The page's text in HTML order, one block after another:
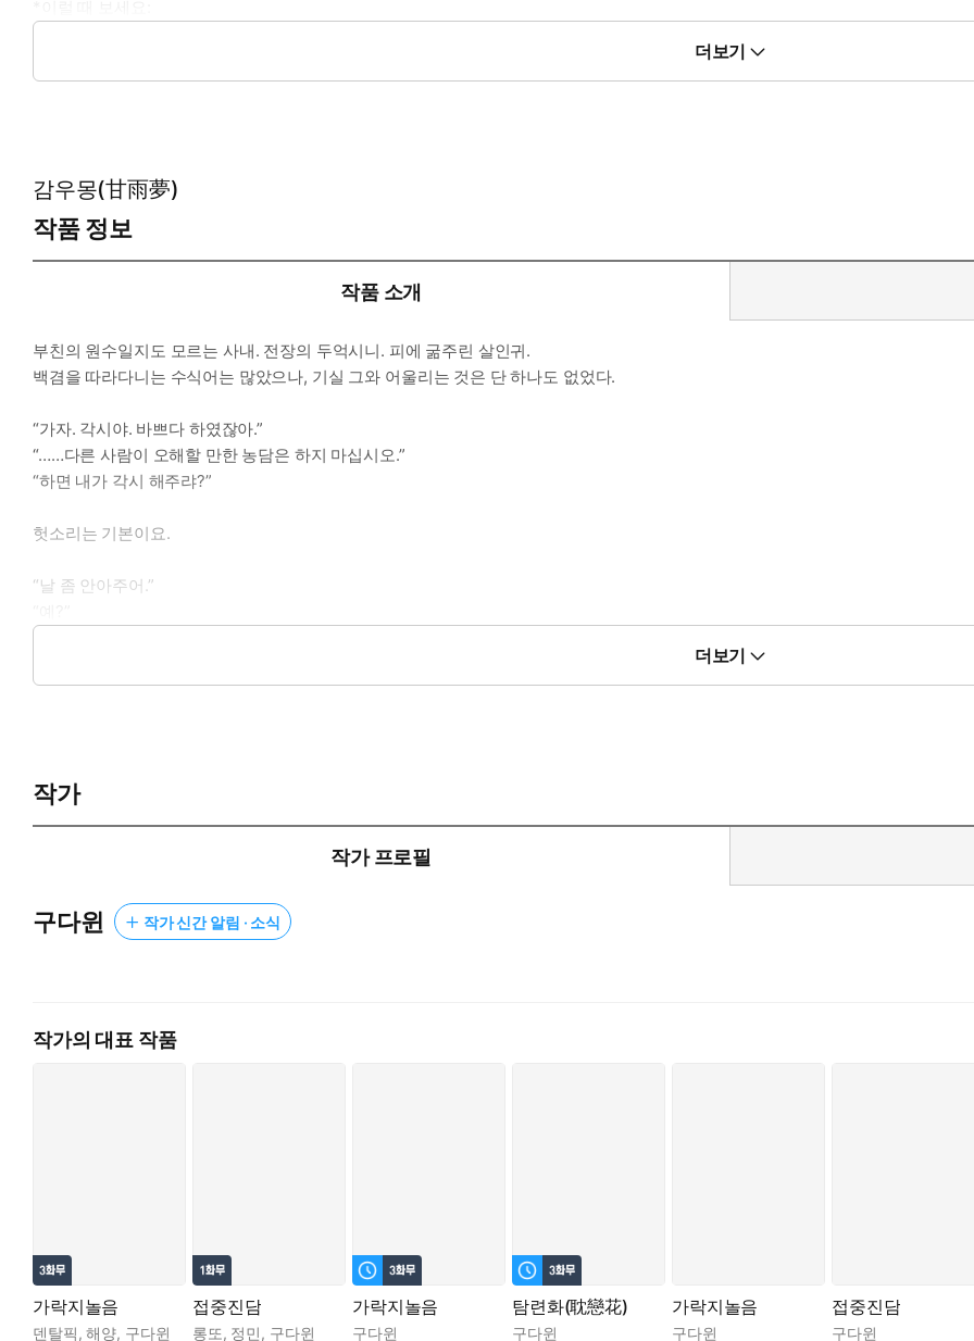
더보기
감우몽(甘雨夢)
작품 정보
작품 소개
부친의 원수일지도 모르는 사내. 전장의 두억시니. 피에 굶주린 살인귀.
백겸을 따라다니는 수식어는 많았으나, 기실 그와 어울리는 것은 단 하나도 없었다.
“가자. 각시야. 바쁘다 하였잖아.”
“……다른 사람이 오해할 만한 농담은 하지 마십시오.”
“하면 내가 각시 해주랴?”
헛소리는 기본이요.
“날 좀 안아주어.”
능구렁이처럼 막무가내로 치대기까지.
“단영아. 비도 오고 무료한데 기분 좋은 일 할까.”
사특한 꾀임이라 여기면서도 무시할 수 없게 된 것은 대체 언제부터였을까.
더보기
작가
작가 프로필
구다윈 작가 신간 알림 · 소식
작가의 대표 작품
가락지놀음
덴탈픽,해양, 구다윈
접중진담
롱또, 정민, 구다윈
가락지놀음
구다윈
탐련화(耽戀花)
구다윈
가락지놀음
구다윈
접중진담
구다윈